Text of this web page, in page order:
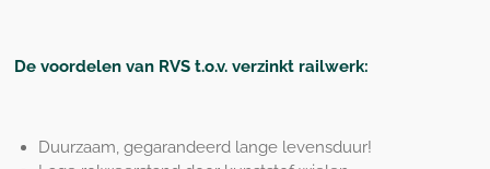
De voordelen van RVS t.o.v. verzinkt railwerk:
Duurzaam, gegarandeerd lange levensduur!